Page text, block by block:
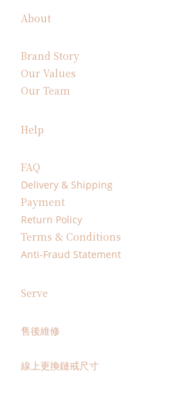
About
Brand Story
Our Values
Our Team
Help
FAQ
Delivery & Shipping
Payment
Return Policy
Terms & Conditions
Anti-Fraud Statement
Serve
售後維修
線上更換鏈戒尺寸